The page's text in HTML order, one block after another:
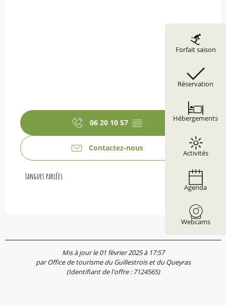
Forfait saison
Réservation
Hébergements
Activités
Agenda
Webcams
06 20 10 57 ▒▒
Contactez-nous
Langues parlées
Langues parlées
Mis à jour le 01 février 2025 à 17:57
par Office de tourisme du Guillestrois et du Queyras
(Identifiant de l'offre : 7124565)